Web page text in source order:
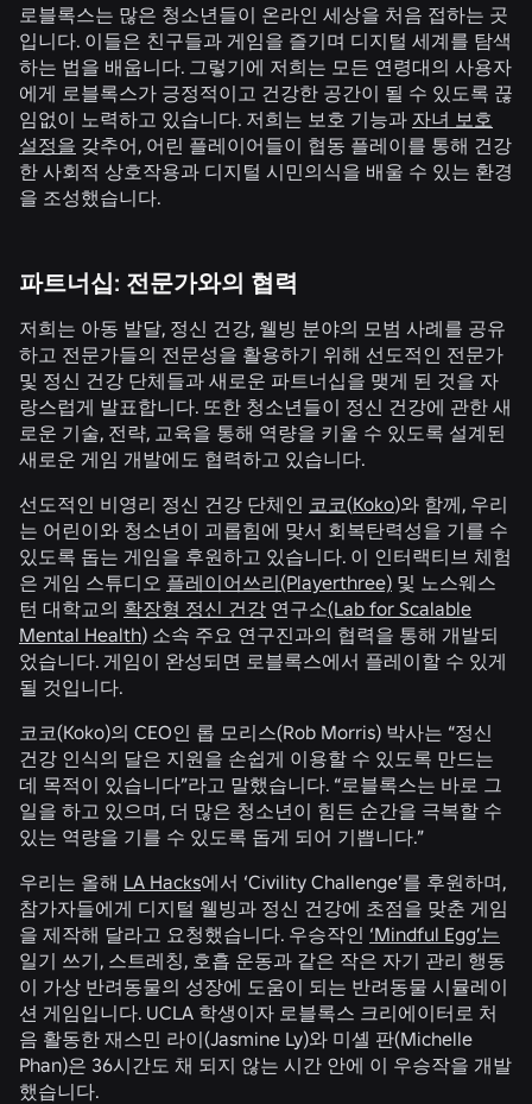
로블록스는 많은 청소년들이 온라인 세상을 처음 접하는 곳
입니다. 이들은 친구들과 게임을 즐기며 디지털 세계를 탐색
하는 법을 배웁니다. 그렇기에 저희는 모든 연령대의 사용자
에게 로블록스가 긍정적이고 건강한 공간이 될 수 있도록 끊
임없이 노력하고 있습니다. 저희는 보호 기능과 자녀 보호
설정을 갖추어, 어린 플레이어들이 협동 플레이를 통해 건강
한 사회적 상호작용과 디지털 시민의식을 배울 수 있는 환경
을 조성했습니다.
파트너십: 전문가와의 협력
저희는 아동 발달, 정신 건강, 웰빙 분야의 모범 사례를 공유
하고 전문가들의 전문성을 활용하기 위해 선도적인 전문가
및 정신 건강 단체들과 새로운 파트너십을 맺게 된 것을 자
랑스럽게 발표합니다. 또한 청소년들이 정신 건강에 관한 새
로운 기술, 전략, 교육을 통해 역량을 키울 수 있도록 설계된
새로운 게임 개발에도 협력하고 있습니다.
선도적인 비영리 정신 건강 단체인 코코(Koko)와 함께, 우리
는 어린이와 청소년이 괴롭힘에 맞서 회복탄력성을 기를 수
있도록 돕는 게임을 후원하고 있습니다. 이 인터랙티브 체험
은 게임 스튜디오 플레이어쓰리(Playerthree) 및 노스웨스
턴 대학교의 확장형 정신 건강 연구소(Lab for Scalable
Mental Health) 소속 주요 연구진과의 협력을 통해 개발되
었습니다. 게임이 완성되면 로블록스에서 플레이할 수 있게
될 것입니다.
코코(Koko)의 CEO인 롭 모리스(Rob Morris) 박사는 “정신
건강 인식의 달은 지원을 손쉽게 이용할 수 있도록 만드는
데 목적이 있습니다”라고 말했습니다. “로블록스는 바로 그
일을 하고 있으며, 더 많은 청소년이 힘든 순간을 극복할 수
있는 역량을 기를 수 있도록 돕게 되어 기쁩니다.”
우리는 올해 LA Hacks에서 ‘Civility Challenge’를 후원하며,
참가자들에게 디지털 웰빙과 정신 건강에 초점을 맞춘 게임
을 제작해 달라고 요청했습니다. 우승작인 ‘Mindful Egg’는
일기 쓰기, 스트레칭, 호흡 운동과 같은 작은 자기 관리 행동
이 가상 반려동물의 성장에 도움이 되는 반려동물 시뮬레이
션 게임입니다. UCLA 학생이자 로블록스 크리에이터로 처
음 활동한 재스민 라이(Jasmine Ly)와 미셸 판(Michelle
Phan)은 36시간도 채 되지 않는 시간 안에 이 우승작을 개발
했습니다.